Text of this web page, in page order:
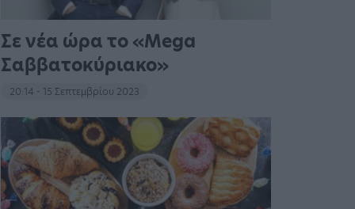
Σε νέα ώρα το «Mega
Σαββατοκύριακο»
20:14 - 15 Σεπτεμβρίου 2023